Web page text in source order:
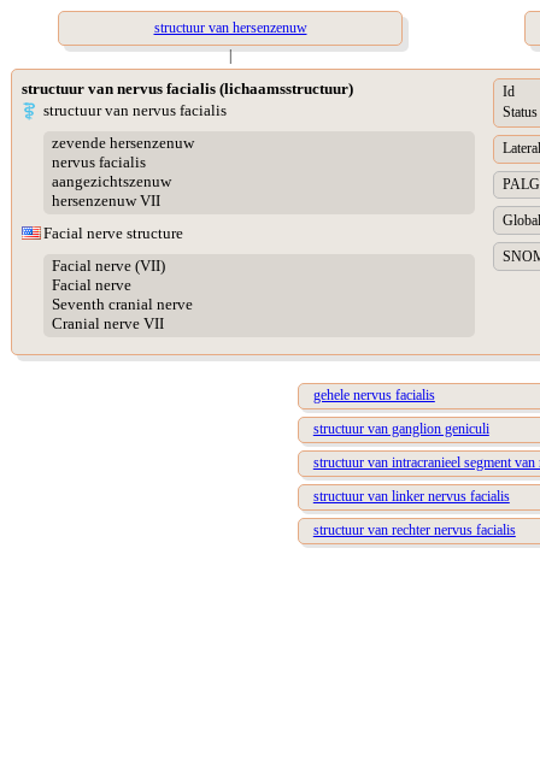
structuur van hersenzenuw
|
structuur van nervus facialis (lichaamsstructuur)
structuur van nervus facialis
zevende hersenzenuw
nervus facialis
aangezichtszenuw
hersenzenuw VII
Facial nerve structure
Facial nerve (VII)
Facial nerve
Seventh cranial nerve
Cranial nerve VII
Id
Status
gehele nervus facialis
structuur van ganglion geniculi
structuur van intracranieel segment
structuur van linker nervus facialis
structuur van rechter nervus facialis